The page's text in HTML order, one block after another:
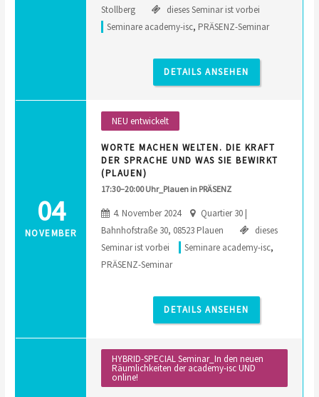
Stollberg
dieses Seminar ist vorbei
Seminare academy-isc, PRÄSENZ-Seminar
DETAILS ANSEHEN
04
NOVEMBER
NEU entwickelt
WORTE MACHEN WELTEN. DIE KRAFT
DER SPRACHE UND WAS SIE BEWIRKT
(PLAUEN)
17:30–20:00 Uhr_Plauen in PRÄSENZ
4. November 2024
Quartier 30 |
Bahnhofstraße 30, 08523 Plauen
dieses
Seminar ist vorbei
Seminare academy-isc,
PRÄSENZ-Seminar
DETAILS ANSEHEN
HYBRID-SPECIAL Seminar_In den neuen
Räumlichkeiten der academy-isc UND
online!